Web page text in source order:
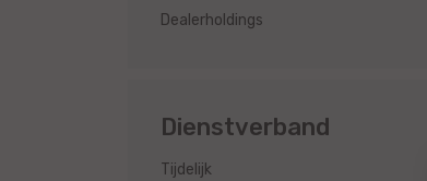
Dealerholdings
Dienstverband
Tijdelijk